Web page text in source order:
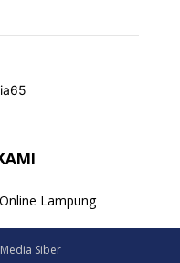
Lampung
Siber